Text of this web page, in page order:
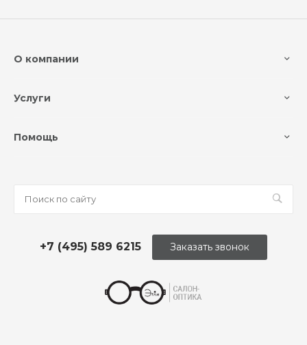
О компании
Услуги
Помощь
+7 (495) 589 6215 Заказать звонок